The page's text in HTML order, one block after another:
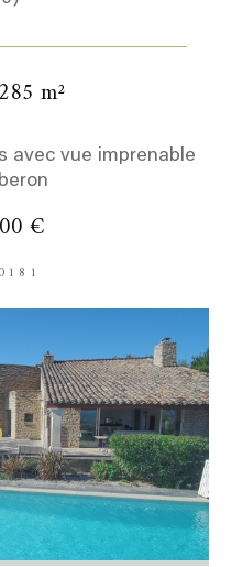
m²
avec vue imprenable
€